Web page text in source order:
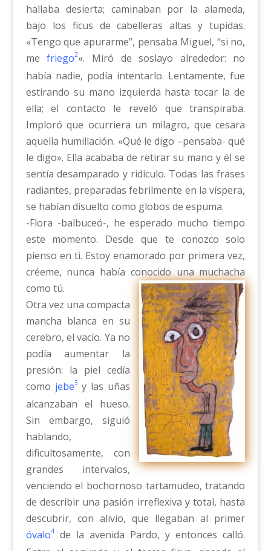
hallaba desierta; caminaban por la alameda,
bajo los ficus de cabelleras altas y tupidas.
«Tengo que apurarme”, pensaba Miguel, “si no,
mefriego2«. Miró de soslayo alrededor: no
había nadie, podía intentarlo. Lentamente, fue
estirando su mano izquierda hasta tocar la de
ella; el contacto le reveló que transpiraba.
Imploró que ocurriera un milagro, que cesara
aquella humillación. «Qué le digo –pensaba- qué
le digo». Ella acababa de retirar su mano y él se
sentía desamparado y ridículo. Todas las frases
radiantes, preparadas febrilmente en la víspera,
se habían disuelto como globos de espuma.
-Flora -balbuceó-, he esperado mucho tiempo
este momento. Desde que te conozco solo
pienso en ti. Estoy enamorado por primera vez,
créeme, nunca había conocido una muchacha
como tú.
Otra vez una compacta
mancha blanca en su
cerebro, el vacío. Ya no
podía aumentar la
presión: la piel cedía
como jebe3 y las uñas
alcanzaban el hueso.
Sin embargo, siguió
hablando,
dificultosamente, con
grandes intervalos,
venciendo el bochornoso tartamudeo, tratando
de describir una pasión irreflexiva y total, hasta
descubrir, con alivio, que llegaban al primer
óvalo4de la avenida Pardo, y entonces calló.